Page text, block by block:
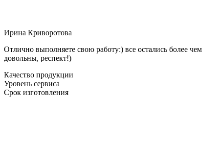
Ирина Криворотова
Отлично выполняете свою работу:) все остались более чем
довольны, респект!)
Качество продукции
Уровень сервиса
Срок изготовления